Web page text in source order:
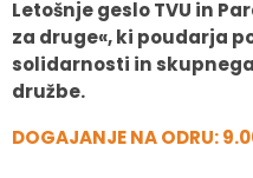
Letošnje geslo TVU in
za druge«, ki poudarja
solidarnosti in
družbe.
DOGAJANJE NA ODRU: